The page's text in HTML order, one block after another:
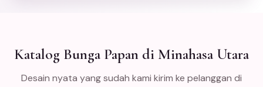
Katalog Bunga Papan di Minahasa Utara
Desain nyata yang sudah kami kirim ke pelanggan di